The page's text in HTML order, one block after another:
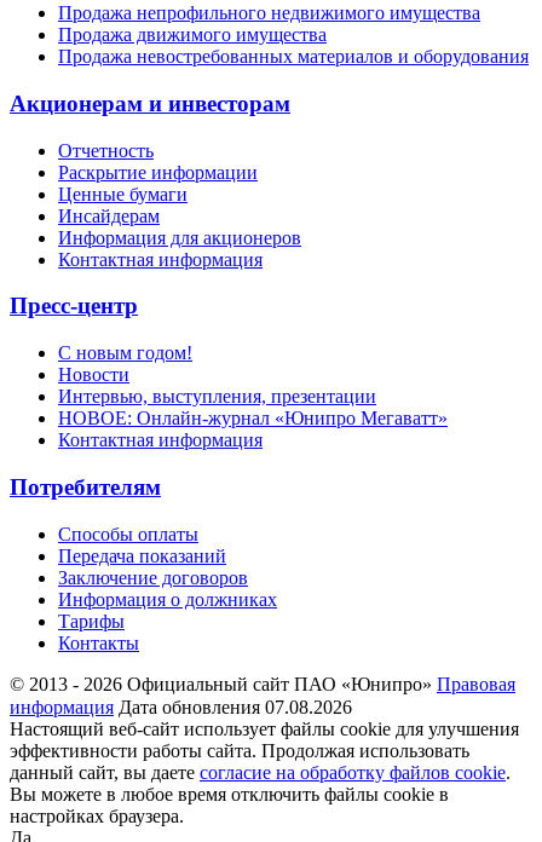
Продажа непрофильного недвижимого имущества
Продажа движимого имущества
Продажа невостребованных материалов и оборудования
Акционерам и инвесторам
Отчетность
Раскрытие информации
Ценные бумаги
Инсайдерам
Информация для акционеров
Контактная информация
Пресс-центр
С новым годом!
Новости
Интервью, выступления, презентации
НОВОЕ: Онлайн-журнал «Юнипро Мегаватт»
Контактная информация
Потребителям
Способы оплаты
Передача показаний
Заключение договоров
Информация о должниках
Тарифы
Контакты
© 2013 - 2026 Официальный сайт ПАО «Юнипро» Правовая
информация Дата обновления 07.08.2026
Настоящий веб-сайт использует файлы cookie для улучшения
эффективности работы сайта. Продолжая использовать
данный сайт, вы даете согласие на обработку файлов cookie.
Вы можете в любое время отключить файлы cookie в
настройках браузера.
Да